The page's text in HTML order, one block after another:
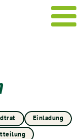
Einladung